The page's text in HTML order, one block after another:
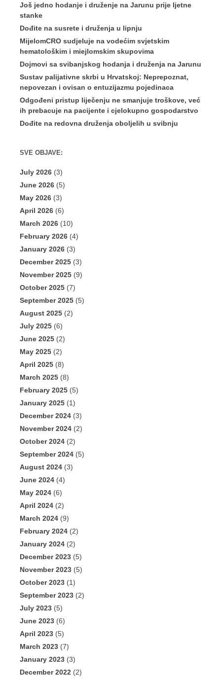
Još jedno hodanje i druženje na Jarunu prije ljetne
stanke
Dođite na susrete i druženja u lipnju
MijelomCRO sudjeluje na vodećim svjetskim
hematološkim i miejlomskim skupovima
Dojmovi sa svibanjskog hodanja i druženja na Jarunu
Sustav palijativne skrbi u Hrvatskoj: Neprepoznat,
nepovezan i ovisan o entuzijazmu pojedinaca
Odgođeni pristup liječenju ne smanjuje troškove, već
ih prebacuje na pacijente i cjelokupno gospodarstvo
Dođite na redovna druženja oboljelih u svibnju
SVE OBJAVE:
July 2026 (3)
June 2026 (5)
May 2026 (3)
April 2026 (6)
March 2026 (10)
February 2026 (4)
January 2026 (3)
December 2025 (3)
November 2025 (9)
October 2025 (7)
September 2025 (5)
August 2025 (2)
July 2025 (6)
June 2025 (2)
May 2025 (2)
April 2025 (8)
March 2025 (8)
February 2025 (5)
January 2025 (1)
December 2024 (3)
November 2024 (2)
October 2024 (2)
September 2024 (5)
August 2024 (3)
June 2024 (4)
May 2024 (6)
April 2024 (2)
March 2024 (9)
February 2024 (2)
January 2024 (2)
December 2023 (5)
November 2023 (5)
October 2023 (1)
September 2023 (2)
July 2023 (5)
June 2023 (6)
April 2023 (5)
March 2023 (7)
January 2023 (3)
December 2022 (2)